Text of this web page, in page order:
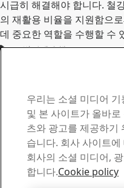
시급히 해결해야 합니다. 철
의 재활용 비율을 지원함으
데 중요한 역할을 수행할 수
글로벌 과제 수행
시면 연락
Strenx® 뉴스레
뉴스레터를 구독하고 최신
우리는 소셜 미디어
및 본 사이트가 올바
츠와 광고를 제공하기
습니다. 회사 사이트
회사의 소셜 미디어,
합니다.Cookie policy